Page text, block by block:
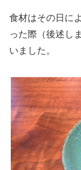
食材はその日に
った際（後述し
いました。